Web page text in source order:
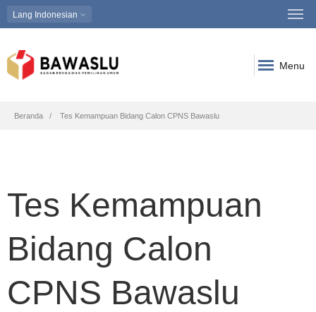
Lang Indonesian
Menu
Breadcrumb
Beranda Tes Kemampuan Bidang Calon CPNS Bawaslu
Tes Kemampuan
Bidang Calon
CPNS Bawaslu